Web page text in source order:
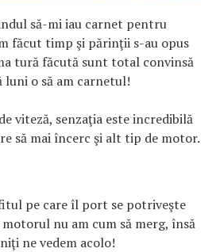
să-mi iau carnet pentru
făcut timp şi părinţii s-au opus
tură făcută sunt total convinsă
luni o să am carnetul!
viteză, senzaţia este incredibilă
să mai încerc şi alt tip de motor.
pe care îl port se potriveşte
nu am cum să merg, însă
ne vedem acolo!